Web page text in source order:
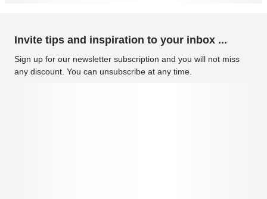
Invite tips and inspiration to your inbox ...
Sign up for our newsletter subscription and you will not miss
any discount. You can unsubscribe at any time.